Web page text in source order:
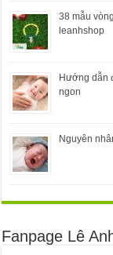
38 mẫu
leanhshop
Hướng dẫn
ngon
Nguyên
Fanpage Lê